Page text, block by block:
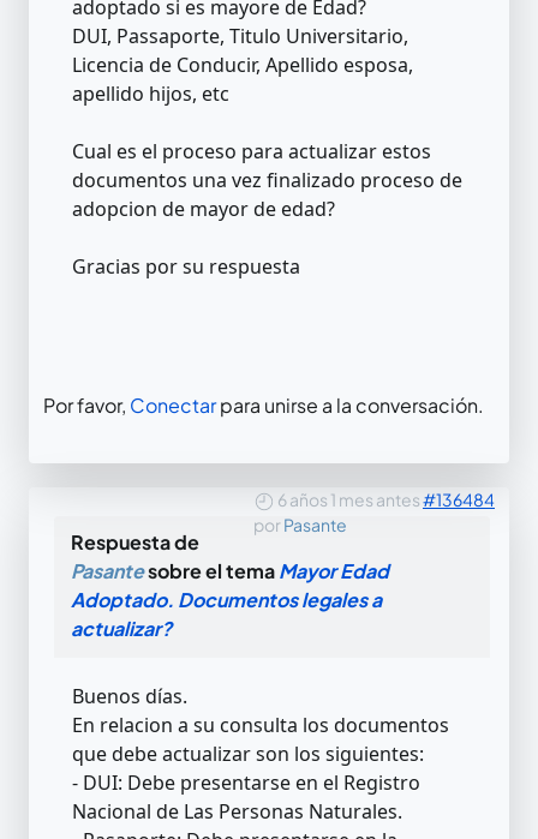
adoptado si es mayore de Edad?
DUI, Passaporte, Titulo Universitario,
Licencia de Conducir, Apellido esposa,
apellido hijos, etc
Cual es el proceso para actualizar estos
documentos una vez finalizado proceso de
adopcion de mayor de edad?
Gracias por su respuesta
Por favor, Conectarpara unirse a la conversación.
6 años 1 mes antes#136484
porPasante
Respuesta de
Pasantesobre el temaMayor Edad
Adoptado. Documentos legales a
actualizar?
Buenos días.
En relacion a su consulta los documentos
que debe actualizar son los siguientes:
- DUI: Debe presentarse en el Registro
Nacional de Las Personas Naturales.